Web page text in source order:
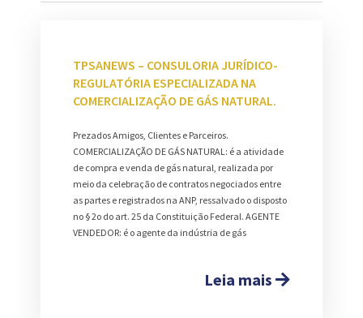
TPSANEWS – CONSULORIA JURÍDICO-
REGULATÓRIA ESPECIALIZADA NA
COMERCIALIZAÇÃO DE GÁS NATURAL.
Prezados Amigos, Clientes e Parceiros.
COMERCIALIZAÇÃO DE GÁS NATURAL: é a atividade
de compra e venda de gás natural, realizada por
meio da celebração de contratos negociados entre
as partes e registrados na ANP, ressalvado o disposto
no § 2o do art. 25 da Constituição Federal. AGENTE
VENDEDOR: é o agente da indústria de gás
Leia mais